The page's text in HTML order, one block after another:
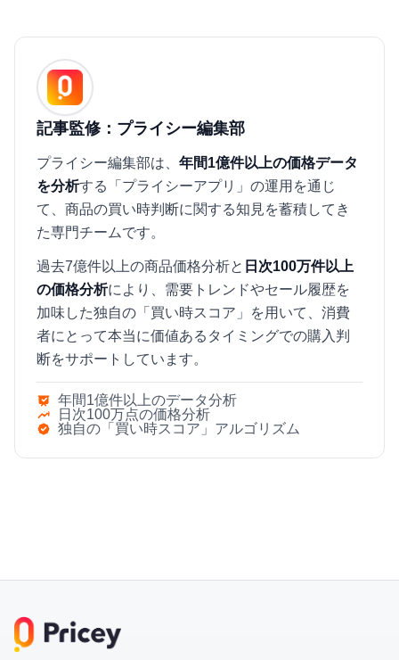
記事監修：プライシー編集部
プライシー編集部は、 年間1億件以上の価格データ
を分析する「プライシーアプリ」の運用を通じ
て、商品の買い時判断に関する知見を蓄積してき
た専門チームです。
過去7億件以上の商品価格分析と 日次100万件以上
の価格分析により、需要トレンドやセール履歴を
加味した独自の「買い時スコア」を用いて、消費
者にとって本当に価値あるタイミングでの購入判
断をサポートしています。
年間1億件以上のデータ分析
日次100万点の価格分析
独自の「買い時スコア」アルゴリズム